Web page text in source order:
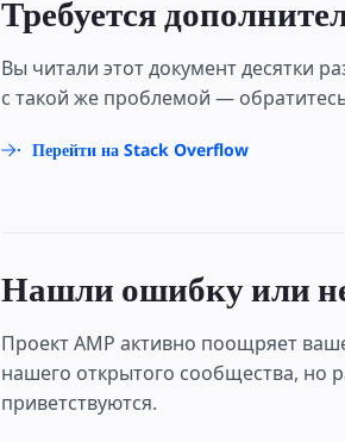
Требуется
Вы читали этот документ десятки
с такой же проблемой —
Перейти на Stack Overflow
Нашли ошибку или
Проект AMP активно поощряет
нашего открытого сообщества, но
приветствуются.